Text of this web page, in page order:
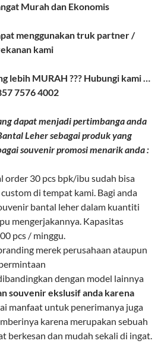
Murah dan Ekonomis
menggunakan truk partner /
kami
lebih MURAH ??? Hubungi kami …
7576 4002
dapat menjadi pertimbanga anda
Leher sebagai produk yang
souvenir promosi menarik anda :
order 30 pcs bpk/ibu sudah bisa
di tempat kami. Bagi anda
bantal leher dalam kuantiti
mengerjakannya. Kapasitas
pcs / minggu.
merek perusahaan ataupun
dengan model lainnya
souvenir ekslusif anda karena
manfaat untuk penerimanya juga
karena merupakan sebuah
berkesan dan mudah sekali di ingat.